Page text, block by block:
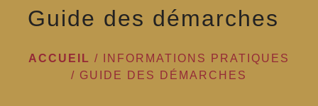
Guide des démarches
ACCUEIL /
INFORMATIONS PRATIQUES
/ GUIDE DES DÉMARCHES